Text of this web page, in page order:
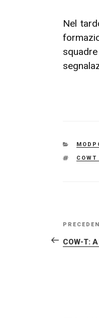
Nel
TAG
COWT
Articolo
COW-T: